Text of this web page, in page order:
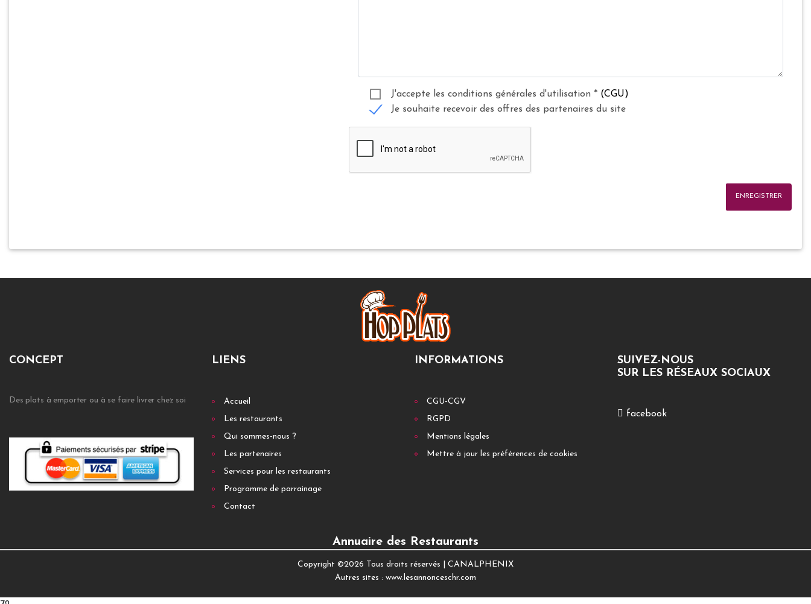
J'accepte les conditions générales d'utilisation * (CGU)
Je souhaite recevoir des offres des partenaires du site
ENREGISTRER
CONCEPT
Des plats à emporter ou à se faire livrer chez soi
LIENS
Accueil
Les restaurants
Qui sommes-nous ?
Les partenaires
Services pour les restaurants
Programme de parrainage
Contact
INFORMATIONS
CGU-CGV
RGPD
Mentions légales
Mettre à jour les préférences de cookies
SUIVEZ-NOUS
SUR LES RÉSEAUX SOCIAUX
facebook
Annuaire des Restaurants
Copyright ©2026 Tous droits réservés | CANALPHENIX
Autres sites : www.lesannonceschr.com